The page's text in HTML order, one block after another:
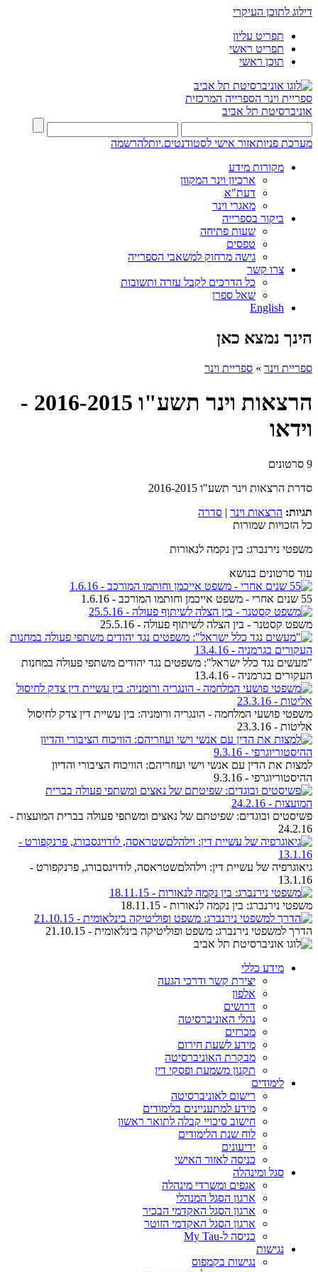
דילוג לתוכן העיקרי
תפריט עליון
תפריט ראשי
תוכן ראשי
ספריית וינר הספרייה המרכזית
אוניברסיטת תל אביב
מערכת פניותאזור אישי לסטודנטים.יותלהרשמה
מקורות מידע
ארכיון וינר המקוון
דעת"א
מאגרי וינר
ביקור בספרייה
שעות פתיחה
טפסים
גישה מרחוק למשאבי הספרייה
צרו קשר
כל הדרכים לקבל עזרה ותשובות
שאל ספרן
English
הינך נמצא כאן
ספריית וינר » ספריית וינר
הרצאות וינר תשע"ו 2016-2015 -
וידאו
9 סרטונים
סדרת הרצאות וינר תשע"ו 2016-2015
תגיות: הרצאות וינר | סדרה
כל הזכויות שמורות
משפטי נירנברג: בין נקמה לנאורות
עוד סרטונים בנושא
55 שנים אחרי - משפט אייכמן וחותמו המורכב - 1.6.16
משפט קסטנר - בין הצלה לשיתוף פעולה - 25.5.16
"מעשים נגד כלל ישראל": משפטים נגד יהודים משתפי פעולה במחנות
העקורים בגרמניה - 13.4.16
משפטי פושעי המלחמה - הונגריה ורומניה: בין עשיית דין צדק לחיסול
אליטות - 23.3.16
למצות את הדין עם אנשי וישי ועוזריהם: הוויכוח הציבורי והדיון
ההיסטוריוגרפי - 9.3.16
פשיסטים ובוגדים: שפיטתם של נאצים ומשתפי פעולה בברית המועצות -
24.2.16
גיאוגרפיה של עשיית דין: וילהלםשטראסה, לודויגסבורג, פרנקפורט -
13.1.16
משפטי נירנברג: בין נקמה לנאורות - 18.11.15
הדרך למשפטי נירנברג: משפט ופוליטיקה בינלאומית - 21.10.15
מידע כללי
יצירת קשר ודרכי הגעה
אלפון
דרושים
נהלי האוניברסיטה
מכרזים
מידע לשעת חירום
מבקרת האוניברסיטה
תקנון משמעת ופסקי דין
לימודים
רישום לאוניברסיטה
מידע למתעניינים בלימודים
חישוב סיכויי קבלה לתואר ראשון
לוח שנת הלימודים
ידיעונים
כניסה לאזור האישי
סגל ומינהלה
אגפים ומשרדי מינהלה
ארגון הסגל המנהלי
ארגון הסגל האקדמי הבכיר
ארגון הסגל האקדמי הזוטר
כניסה ל-My Tau
נגישות
נגישות בקמפוס